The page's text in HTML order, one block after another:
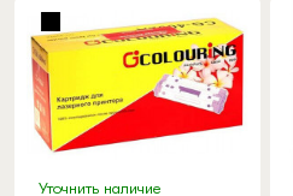
Уточнить наличие